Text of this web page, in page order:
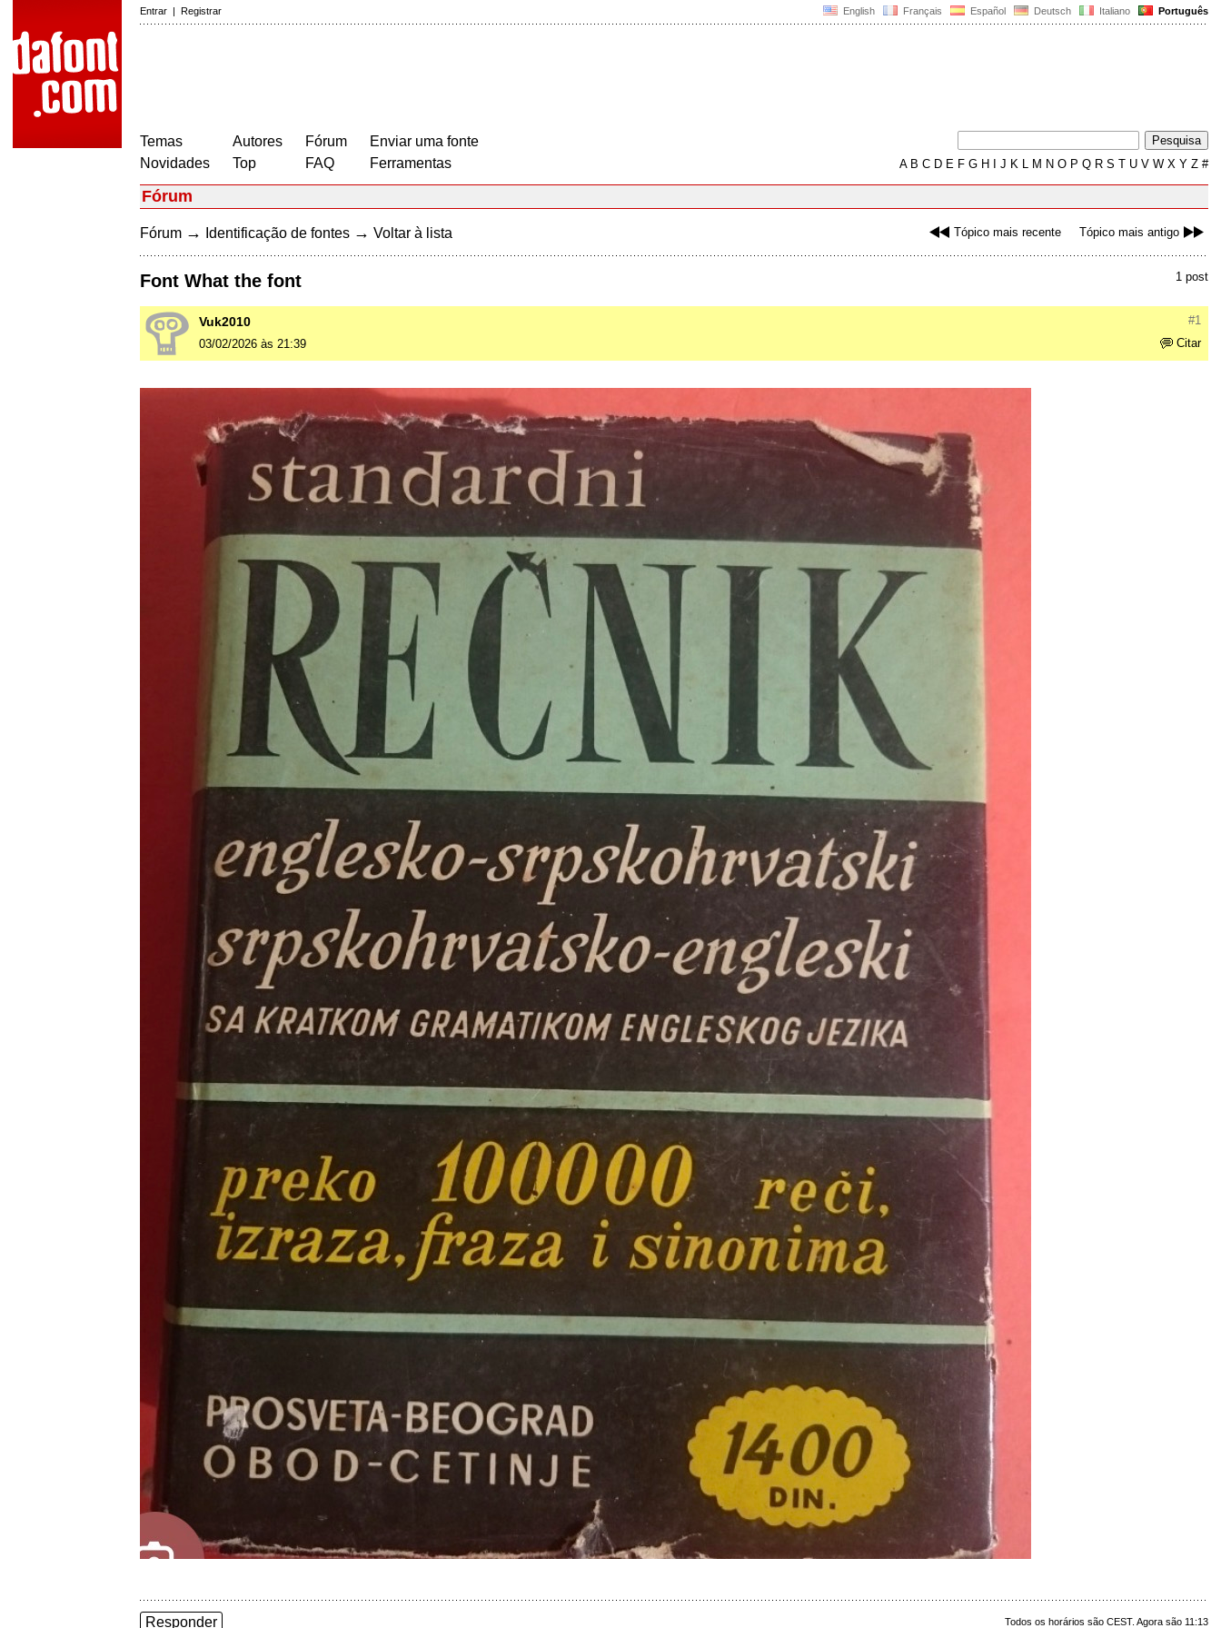
English Français Español Deutsch Italiano Português
Entrar | Registrar
Temas
Novidades
Autores
Top
Fórum
FAQ
Enviar uma fonte
Ferramentas
AB C D E F G H J K L M N O P Q R S T U V W X Y Z #
Fórum
Tópico mais recente Tópico mais antigo
Fórum → Identificação de fontes → Voltar à lista
1 post
Font What the font
#1
Vuk2010
Citar
03/02/2026 às 21:39
Todos os horários são CEST. Agora são 11:13
Responder